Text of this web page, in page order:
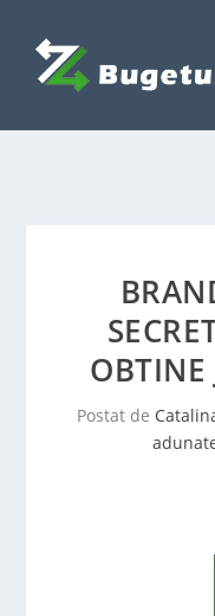
OBTINE
Postat de